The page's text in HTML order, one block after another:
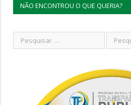
NÃO ENCONTROU O QUE QUERIA?